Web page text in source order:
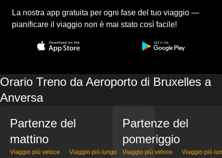
La nostra app gratuita per ogni fase del tuo viaggio —
pianificare il viaggio non è mai stato così facile!
Orario Treno da Aeroporto di Bruxelles a
Anversa
Partenze del
mattino
Viaggio più veloce Viaggio più lungo
Partenze del
pomeriggio
Viaggio più veloce Viaggio più